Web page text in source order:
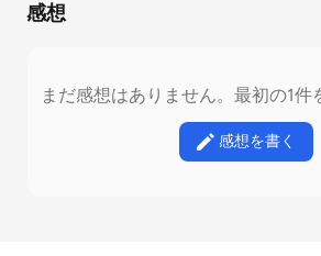
感想
まだ感想はありません。最初の1件
感想を書く